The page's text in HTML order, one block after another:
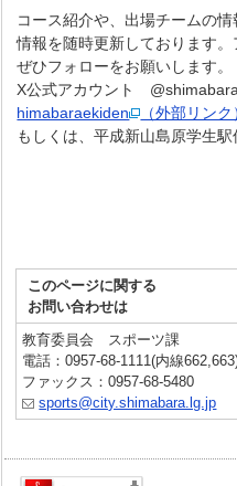
コース紹介や、出場チームの
情報を随時更新しております。
ぜひフォローをお願いします。
X公式アカウント
himabaraekiden
（外部リンク
もしくは、平成新山島原学生駅
このページに関する
お問い合わせは
教育委員会 スポーツ課
電話：0957-68-1111(内線
ファックス：0957-68-5480
sports@city.shimabara.lg.jp